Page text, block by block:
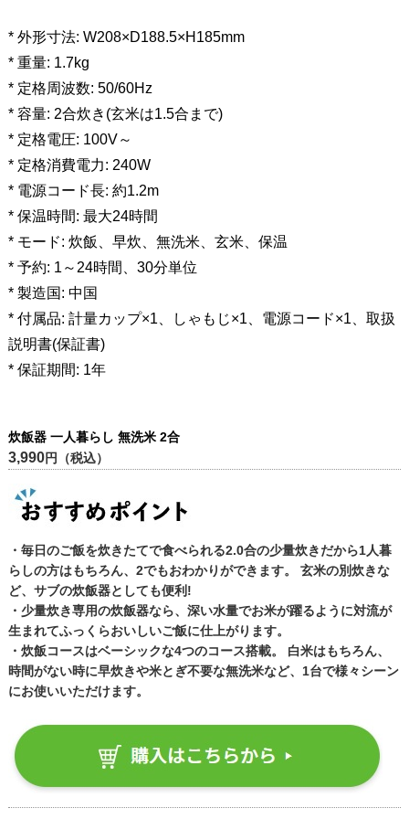
* 外形寸法: W208×D188.5×H185mm
* 重量: 1.7kg
* 定格周波数: 50/60Hz
* 容量: 2合炊き(玄米は1.5合まで)
* 定格電圧: 100V～
* 定格消費電力: 240W
* 電源コード長: 約1.2m
* 保温時間: 最大24時間
* モード: 炊飯、早炊、無洗米、玄米、保温
* 予約: 1～24時間、30分単位
* 製造国: 中国
* 付属品: 計量カップ×1、しゃもじ×1、電源コード×1、取扱
説明書(保証書)
* 保証期間: 1年
炊飯器 一人暮らし 無洗米 2合
3,990円（税込）
・毎日のご飯を炊きたてで食べられる2.0合の少量炊きだから1人暮
らしの方はもちろん、2でもおわかりができます。 玄米の別炊きな
ど、サブの炊飯器としても便利!
・少量炊き専用の炊飯器なら、深い水量でお米が躍るように対流が
生まれてふっくらおいしいご飯に仕上がります。
・炊飯コースはベーシックな4つのコース搭載。 白米はもちろん、
時間がない時に早炊きや米とぎ不要な無洗米など、1台で様々シーン
にお使いいただけます。